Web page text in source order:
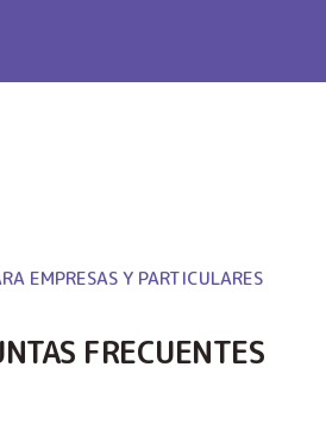
EMPRESAS Y PARTICULARES
FRECUENTES